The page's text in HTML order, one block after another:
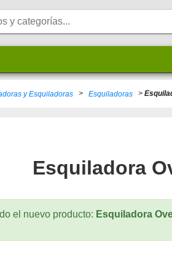
y Esquiladoras > Esquiladoras >
Esquiladora
el nuevo producto: Esquiladora